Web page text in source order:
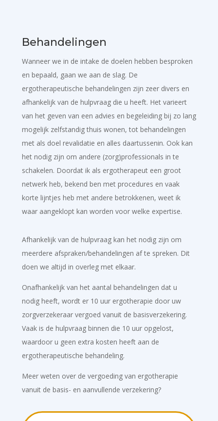
Behandelingen
Wanneer we in de intake de doelen hebben besproken
en bepaald, gaan we aan de slag. De
ergotherapeutische behandelingen zijn zeer divers en
afhankelijk van de hulpvraag die u heeft. Het varieert
van het geven van een advies en begeleiding bij zo lang
mogelijk zelfstandig thuis wonen, tot behandelingen
met als doel revalidatie en alles daartussenin. Ook kan
het nodig zijn om andere (zorg)professionals in te
schakelen. Doordat ik als ergotherapeut een groot
netwerk heb, bekend ben met procedures en vaak
korte lijntjes heb met andere betrokkenen, weet ik
waar aangeklopt kan worden voor welke expertise.
Afhankelijk van de hulpvraag kan het nodig zijn om
meerdere afspraken/behandelingen af te spreken. Dit
doen we altijd in overleg met elkaar.
Onafhankelijk van het aantal behandelingen dat u
nodig heeft, wordt er 10 uur ergotherapie door uw
zorgverzekeraar vergoed vanuit de basisverzekering.
Vaak is de hulpvraag binnen die 10 uur opgelost,
waardoor u geen extra kosten heeft aan de
ergotherapeutische behandeling.
Meer weten over de vergoeding van ergotherapie
vanuit de basis- en aanvullende verzekering?